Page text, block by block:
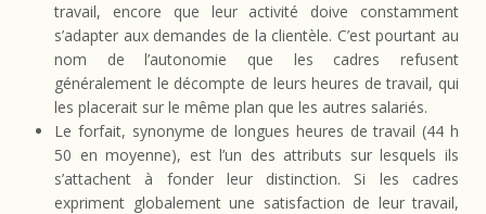
travail, encore que leur activité doive constamment
s’adapter aux demandes de la clientèle. C’est pourtant au
nom de l’autonomie que les cadres refusent
généralement le décompte de leurs heures de travail, qui
les placerait sur le même plan que les autres salariés.
Le forfait, synonyme de longues heures de travail (44 h
50 en moyenne), est l’un des attributs sur lesquels ils
s’attachent à fonder leur distinction. Si les cadres
expriment globalement une satisfaction de leur travail,